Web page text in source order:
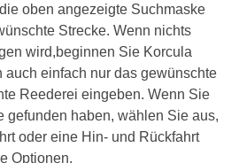
oben angezeigte Suchmaske
Strecke. Wenn nichts
wird,beginnen Sie Korcula
einfach nur das gewünschte
Reederei eingeben. Wenn Sie
gefunden haben, wählen Sie aus,
oder eine Hin- und Rückfahrt
Optionen.